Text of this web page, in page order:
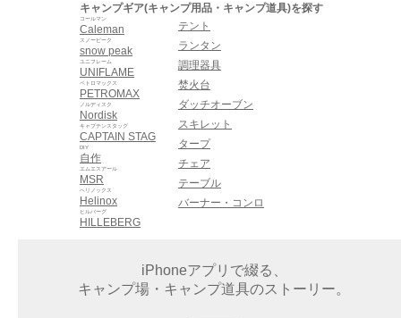
キャンプギア(キャンプ用品・キャンプ道具)を探す
Caleman
コールマン
snow peak
スノーピーク
UNIFLAME
ユニフレーム
PETROMAX
ペトロマックス
Nordisk
ノルディスク
CAPTAIN STAG
キャプテンスタッグ
自作
DIY
MSR
エムエスアール
Helinox
ヘリノックス
HILLEBERG
ヒルバーグ
テント
ランタン
調理器具
焚火台
ダッチオーブン
スキレット
タープ
チェア
テーブル
バーナー・コンロ
iPhoneアプリで綴る、
キャンプ場・キャンプ道具のストーリー。